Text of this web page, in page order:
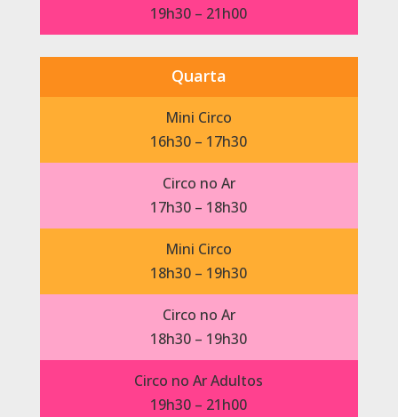
19h30 – 21h00
Quarta
Mini Circo
16h30 – 17h30
Circo no Ar
17h30 – 18h30
Mini Circo
18h30 – 19h30
Circo no Ar
18h30 – 19h30
Circo no Ar Adultos
19h30 – 21h00